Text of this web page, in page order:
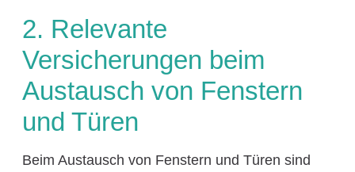
2. Relevante
Versicherungen beim
Austausch von Fenstern
und Türen
Beim Austausch von Fenstern und Türen sind